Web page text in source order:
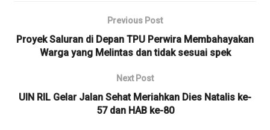
Previous Post
Proyek Saluran di Depan TPU Perwira Membahayakan
Warga yang Melintas dan tidak sesuai spek
Next Post
UIN RIL Gelar Jalan Sehat Meriahkan Dies Natalis ke-
57 dan HAB ke-80